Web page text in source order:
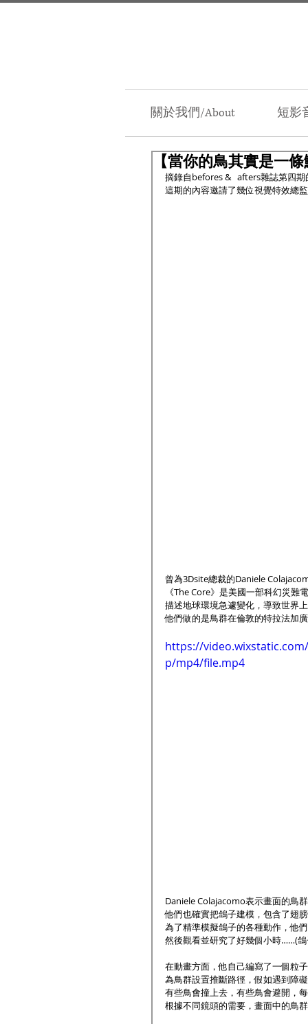
關於我們/About 短影
【當你的鳥其實是一條
摘錄自befores &   afters雜誌第四
這期的內容邀請了幾位視覺特效總
曾為3Dsite總裁的Daniele
《The Core》是美國一部科幻災難
描述地球環境急遽變化，導致世界
他們做的是鳥群在倫敦的特拉法加
https://
p/mp4/file.mp4
Daniele Colajacomo表示畫面的鳥
他們也確實把鴿子建模，包含了翅
為了精準模擬鴿子的各種動作，他
然後觀看並研究了好幾個小時……(鴿
在動畫方面，他自己編寫了一個粒
為鳥群設置推斷路徑，假如遇到障
有些鳥會撞上去，有些鳥會避開，
根據不同鏡頭的需要，畫面中的鳥